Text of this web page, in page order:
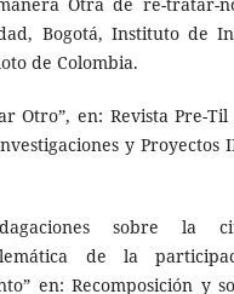
Otra de re-tratar-
Bogotá, Instituto de
de Colombia.
en: Revista Pre-Til
y Proyectos
sobre la
de la
en: Recomposición y